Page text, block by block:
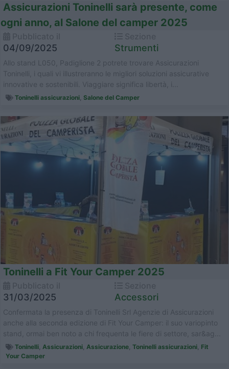
Assicurazioni Toninelli sarà presente, come
ogni anno, al Salone del camper 2025
04/09/2025 Strumenti
Allo stand L050, Padiglione 2 potrete trovare Assicurazioni
Toninelli, i quali vi illustreranno le migliori soluzioni assicurative
innovative e sostenibili. Viaggiare significa libertà, i...
Toninelli assicurazioni Salone del Camper
Toninelli a Fit Your Camper 2025
31/03/2025 Accessori
Confermata la presenza di Toninelli Srl Agenzie di Assicurazioni
anche alla seconda edizione di Fit Your Camper: il suo variopinto
stand, ormai ben noto a chi frequenta le fiere di settore, sar&ag...
Toninelli, Assicurazioni, Assicurazione, Toninelli assicurazioni, Fit
Your Camper